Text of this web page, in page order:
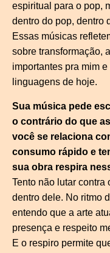
espiritual para o pop,
dentro do pop, dentro
Essas músicas
sobre transformação,
importantes pra mim
linguagens de hoje.
Sua música pede
o contrário do que
você se relaciona
consumo rápido e
sua obra respira
Tento não lutar contra
dentro dele. No ritmo
entendo que a arte
presença e respeito
E o respiro permite